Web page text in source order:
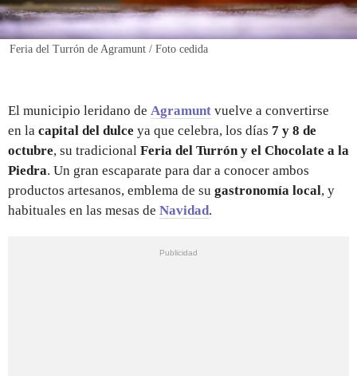
Feria del Turrón de Agramunt / Foto cedida
El municipio leridano de Agramunt vuelve a convertirse
en la capital del dulce ya que celebra, los días 7 y 8 de
octubre, su tradicional Feria del Turrón y el Chocolate a la
Piedra. Un gran escaparate para dar a conocer ambos
productos artesanos, emblema de su gastronomía local, y
habituales en las mesas de Navidad.